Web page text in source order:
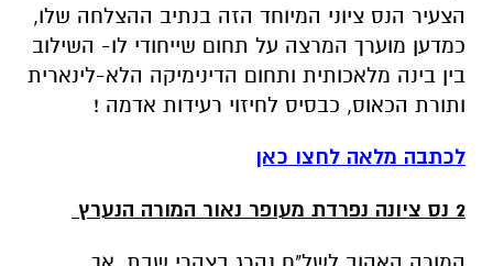
הצעיר הנס ציוני המיוחד הזה בנתיב ההצלחה שלו,
כמדען מוערך המרצה על תחום שייחודי לו- השילוב
בין בינה מלאכותית ותחום הדינימיקה הלא-לינארית
ותורת הכאוס, כבסיס לחיזוי רעידות אדמה !
לכתבה מלאה לחצו כאן
2 נס ציונה נפרדת מעופר נאור המורה הנערץ